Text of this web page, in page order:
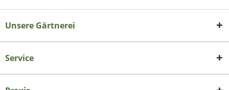
Unsere Gärtnerei
Service